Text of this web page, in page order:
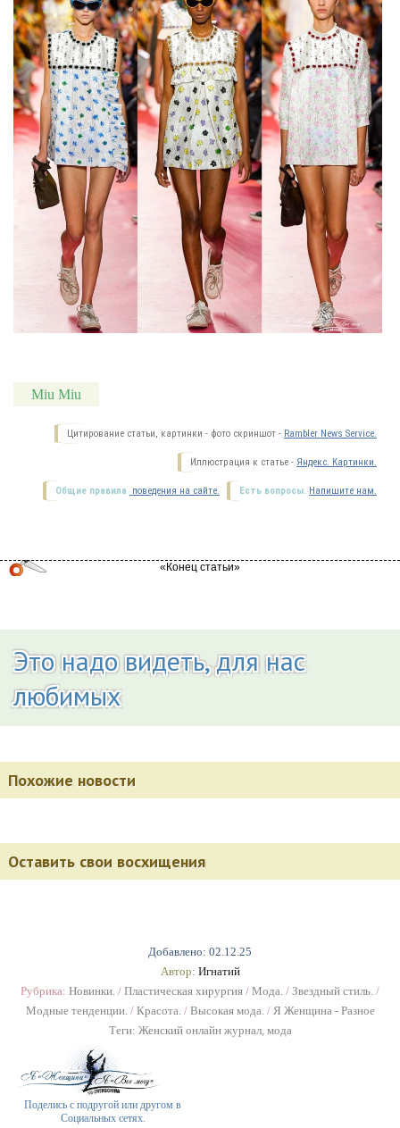
Добавлено: 02.12.25
Автор: Игнатий
Рубрика: Новинки. / Пластическая хирургия / Мода. / Звездный стиль. /
Модные тенденции. / Красота. / Высокая мода. / Я Женщина - Разное
Теги: Женский онлайн журнал, мода
Поделись с подругой или другом в
Социальных сетях.
Miu Miu
Цитирование статьи, картинки - фото скриншот - Rambler News Service.
Иллюстрация к статье - Яндекс. Картинки.
Есть вопросы. Напишите нам.
Общие правила поведения на сайте.
Это надо видеть, для нас
любимых
Похожие новости
Оставить свои восхищения